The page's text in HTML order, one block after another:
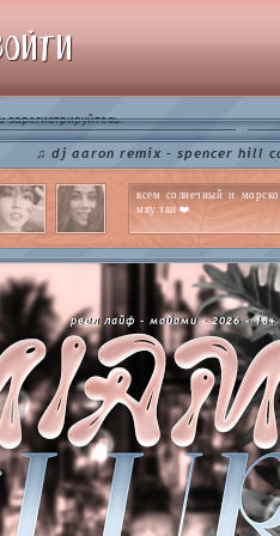
aaron remix - spencer hill cool
реал лайф - майами - 2026 - 18+
всем солнечный и
мяу заи ❤️
зарегистрируйтесь.